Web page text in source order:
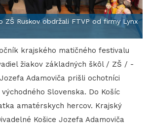
ZŠ Ruskov obdržali FTVP od firmy Lynx
krajského matičného festivalu
žiakov základných škôl / ZŠ / -
Adamoviča prišli ochotníci
Slovenska. Do Košíc
amatérskych hercov. Krajský
Košice Jozefa Adamoviča